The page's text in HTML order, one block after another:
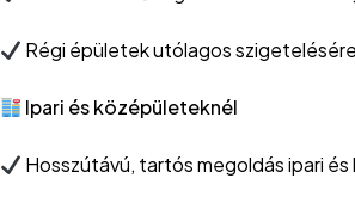
Régi épületek utólagos
Ipari és középületeknél
Hosszútávú, tartós megoldás ipari